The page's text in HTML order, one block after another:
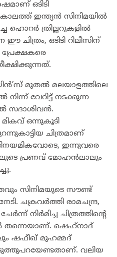
ഒടിടി
ഇന്ത്യൻ സിനിമയിൽ
ഹൊറർ ത്രില്ലറുകളിൽ
ചിത്രം, ഒടിടി റിലീസിന്
മുതൽ മലയാളത്തിലെ
വേറിട്ട് നടക്കുന്ന
സദാശിവൻ.
മികവ് ഒന്നുകൂടി
ചിത്രമാണ്
ഇന്നുവരെ
പ്രണവ് മോഹൻലാലും
സിനിമയുടെ സൗണ്ട്
ചക്രവർത്തി രാമചന്ദ്ര,
നിർമിച്ച ചിത്രത്തിന്റെ
തന്നെയാണ്. ഷെഹ്‌നാദ്
ഷഫീഖ് മുഹമ്മദ്
വലിയ